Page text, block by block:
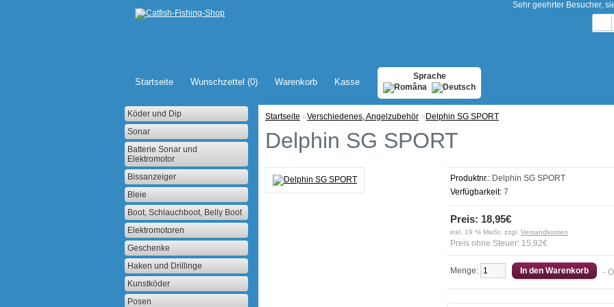
Sprache
Sehr geehrter Besucher,
Startseite Wunschzettel (0) Warenkorb Kasse
Köder und Dip
Sonar
Batterie Sonar und
Elektromotor
Bissanzeiger
Bleie
Boot, Schlauchboot, Belly Boot
Elektromotoren
Geschenke
Haken und Drillinge
Kunstköder
Posen
Startseite »Verschiedenes, Angelzubehör » Delphin SG SPORT
Delphin SG SPORT
Produktnr.: Delphin SG SPORT
Verfügbarkeit: 7
Preis: 18,95€
inkl. 19 % MwSt. zzgl. Versandkosten
Preis ohne Steuer: 15,92€
Menge: -